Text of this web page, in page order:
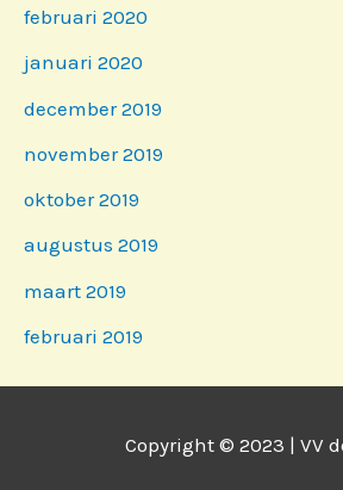
februari 2020
januari 2020
december 2019
november 2019
oktober 2019
augustus 2019
maart 2019
februari 2019
Copyright © 2023 | VV